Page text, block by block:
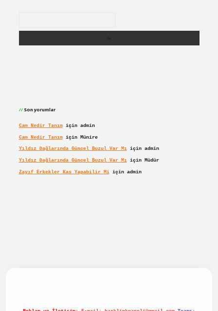
Son yorumlar
Cam Nedir Tanımiçin admin
Cam Nedir Tanımiçin Münire
Yıldız Dağlarında Güncel Buzul Var Mıiçin admin
Yıldız Dağlarında Güncel Buzul Var Mıiçin Müdür
Zayıf Erkekler Kas Yapabilir Miiçin admin